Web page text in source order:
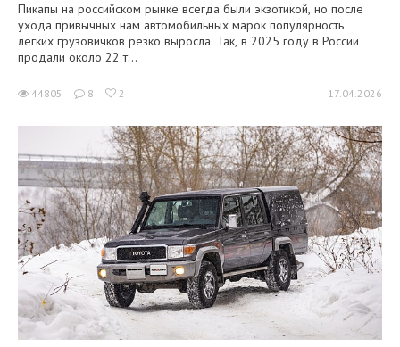
Пикапы на российском рынке всегда были экзотикой, но после
ухода привычных нам автомобильных марок популярность
лёгких грузовичков резко выросла. Так, в 2025 году в России
продали около 22 т...
44805 8 2 17.04.2026